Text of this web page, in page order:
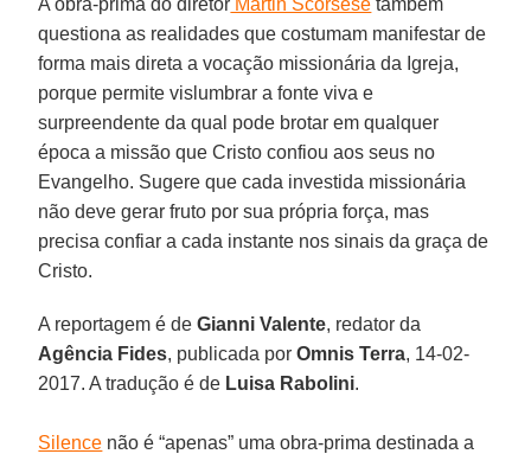
questiona as realidades que costumam manifestar de
forma mais direta a vocação missionária da Igreja,
porque permite vislumbrar a fonte viva e
surpreendente da qual pode brotar em qualquer
época a missão que Cristo confiou aos seus no
Evangelho. Sugere que cada investida missionária
não deve gerar fruto por sua própria força, mas
precisa confiar a cada instante nos sinais da graça de
Cristo.
A reportagem é deGianni Valente, redator da
Agência Fides, publicada porOmnis Terra, 14-02-
2017. A tradução é de Luisa Rabolini.
Silence não é “apenas” uma obra-prima destinada a